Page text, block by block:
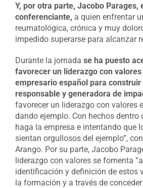
Y, por otra parte, Jacobo Parages,
conferenciante, a quien enfrentar
reumatológica, crónica y muy
impedido superarse para alcanzar
Durante la jornada se ha puesto
favorecer un liderazgo con
empresario español para construir
responsable y generadora de
favorecer un liderazgo con valores
dando ejemplo. Con hechos dentro
haga la empresa e intentando que
sientan orgullosos del ejemplo”,
Arango. Por su parte, Jacobo
liderazgo con valores se fomenta
identificación y definición de estos
la formación y a través de